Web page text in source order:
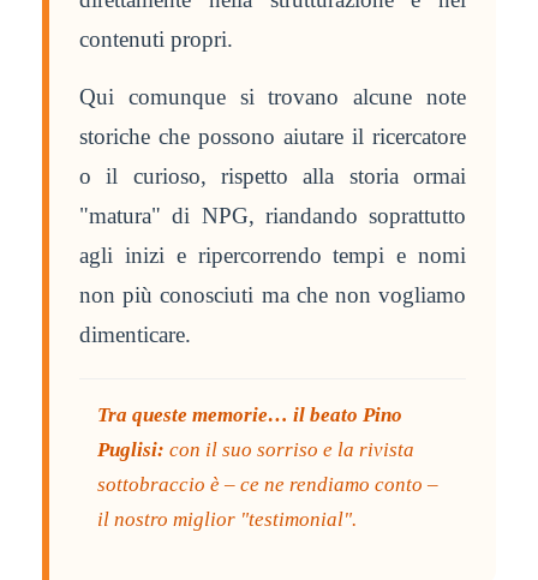
contenuti propri.
Qui comunque si trovano alcune note
storiche che possono aiutare il ricercatore
o il curioso, rispetto alla storia ormai
"matura" di NPG, riandando soprattutto
agli inizi e ripercorrendo tempi e nomi
non più conosciuti ma che non vogliamo
dimenticare.
Tra queste memorie… il beato Pino
Puglisi: con il suo sorriso e la rivista
sottobraccio è – ce ne rendiamo conto –
il nostro miglior "testimonial".